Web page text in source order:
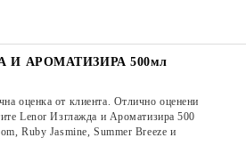
И АРОМАТИЗИРА 500мл
оценка от клиента. Отлично оценени
Lenor Изглажда и Ароматизира 500
Ruby Jasmine, Summer Breeze и